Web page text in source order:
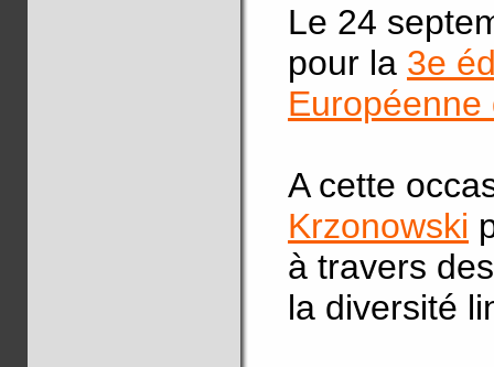
Le 24
pour la 3e
Européenne
A cette
Krzonowski
à travers
la diversité